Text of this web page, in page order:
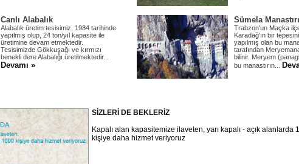
Canlı Alabalık
Alabalık üretim tesisimiz, 1984 tarihinde
yapılmış olup, 24 ton/yıl kapasite ile
üretimine devam etmektedir.
Tesisimizde Gökkuşağı ve kırmızı
benekli dere Alabalığı üretilmektedir...
Devamı »
Sümela Manastırı
Trabzon'un Maçka
Karadağ'ın bir
yapılmış olan bu
tarafından
bilinir. Meryem
bu manastırın...
SİZLERİ DE BEKLERİZ
Kapalı alan kapasitemize ilaveten, yarı kapalı - açık alanlarda
kişiye daha hizmet veriyoruz